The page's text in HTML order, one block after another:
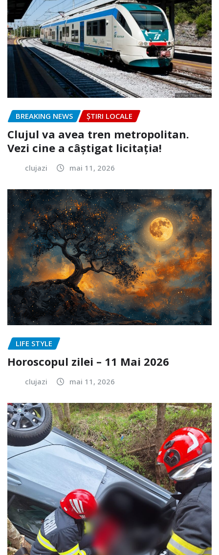
BREAKING NEWS ȘTIRI LOCALE
Clujul va avea tren metropolitan.
Vezi cine a câștigat licitația!
clujazi mai 11, 2026
LIFE STYLE
Horoscopul zilei – 11 Mai 2026
clujazi mai 11, 2026